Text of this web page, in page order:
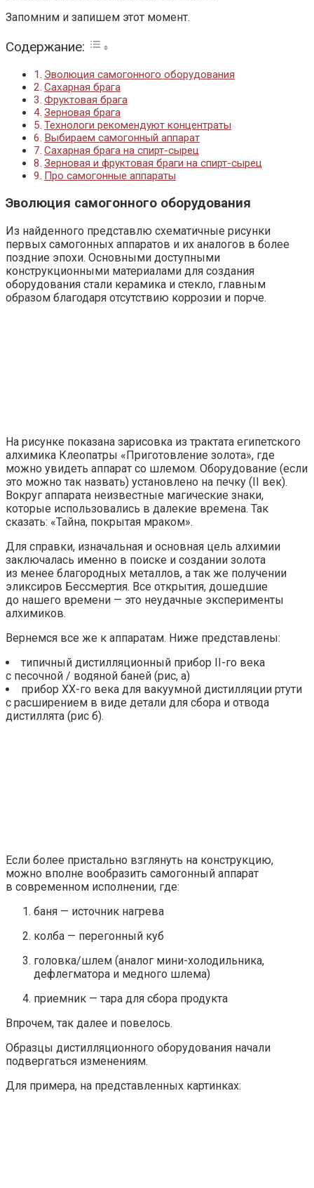
Запомним и запишем этот момент.
Содержание:
Эволюция самогонного оборудования
Сахарная брага
Фруктовая брага
Зерновая брага
Технологи рекомендуют концентраты
Выбираем самогонный аппарат
Сахарная брага на спирт-сырец
Зерновая и фруктовая браги на спирт-сырец
Про самогонные аппараты
Эволюция самогонного оборудования
Из найденного представлю схематичные рисунки
первых самогонных аппаратов и их аналогов в более
поздние эпохи. Основными доступными
конструкционными материалами для создания
оборудования стали керамика и стекло, главным
образом благодаря отсутствию коррозии и порче.
На рисунке показана зарисовка из трактата египетского
алхимика Клеопатры «Приготовление золота», где
можно увидеть аппарат со шлемом. Оборудование (если
это можно так назвать) установлено на печку (II век).
Вокруг аппарата неизвестные магические знаки,
которые использовались в далекие времена. Так
сказать: «Тайна, покрытая мраком».
Для справки, изначальная и основная цель алхимии
заключалась именно в поиске и создании золота
из менее благородных металлов, а так же получении
эликсиров Бессмертия. Все открытия, дошедшие
до нашего времени — это неудачные эксперименты
алхимиков.
Вернемся все же к аппаратам. Ниже представлены:
типичный дистилляционный прибор II-го века
с песочной / водяной баней (рис, а)
прибор XX-го века для вакуумной дистилляции ртути
с расширением в виде детали для сбора и отвода
дистиллята (рис б).
Если более пристально взглянуть на конструкцию,
можно вполне вообразить самогонный аппарат
в современном исполнении, где:
баня — источник нагрева
колба — перегонный куб
головка/шлем (аналог мини-холодильника,
дефлегматора и медного шлема)
приемник — тара для сбора продукта
Впрочем, так далее и повелось.
Образцы дистилляционного оборудования начали
подвергаться изменениям.
Для примера, на представленных картинках: